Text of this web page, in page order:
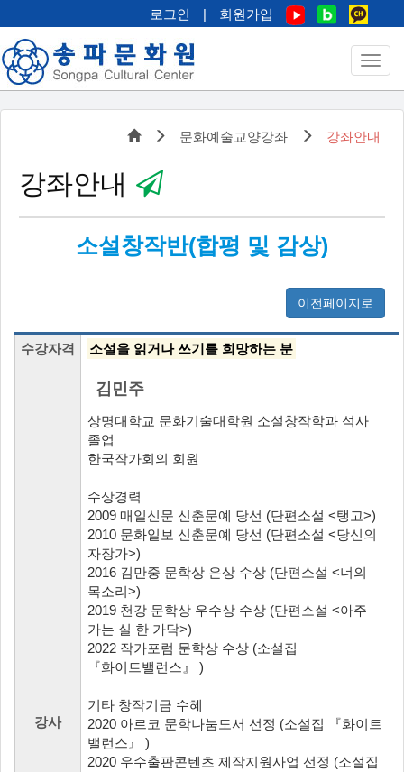
로그인 | 회원가입
문화예술교양강좌 강좌안내
강좌안내
소설창작반(합평 및 감상)
이전페이지로
수강자격 소설을 읽거나 쓰기를 희망하는 분
강사
김민주
상명대학교 문화기술대학원 소설창작학과 석사
졸업
한국작가회의 회원
수상경력
2009 매일신문 신춘문예 당선 (단편소설 <탱고>)
2010 문화일보 신춘문예 당선 (단편소설 <당신의
자장가>)
2016 김만중 문학상 은상 수상 (단편소설 <너의
목소리>)
2019 천강 문학상 우수상 수상 (단편소설 <아주
가는 실 한 가닥>)
2022 작가포럼 문학상 수상 (소설집
『화이트밸런스』 )
기타 창작기금 수혜
2020 아르코 문학나눔도서 선정 (소설집 『화이트
밸런스』 )
2020 우수출판콘텐츠 제작지원사업 선정 (소설집